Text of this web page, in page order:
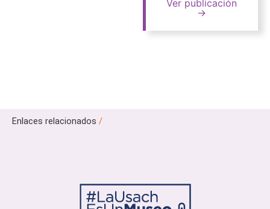
Ver publicación
→
Enlaces relacionados /